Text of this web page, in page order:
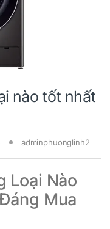
nào tốt nhất
adminphuonglinh2
Loại Nào
Mua